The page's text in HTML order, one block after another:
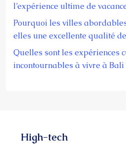
l’expérience ultime de
Pourquoi les villes
elles une excellente qualité
Quelles sont les expériences
incontournables à vivre à Bali
High-tech